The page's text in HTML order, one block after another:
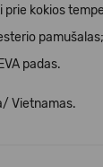
kokios
pamušalas;
padas.
Vietnamas.